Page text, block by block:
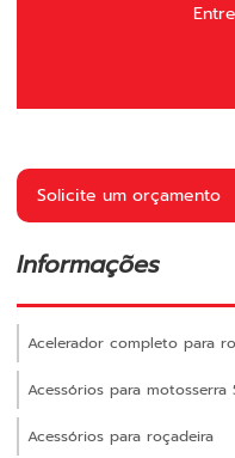
Solicite um orçamento
Informações
Acelerador completo para
Acessórios para motosserra
Acessórios para roçadeira